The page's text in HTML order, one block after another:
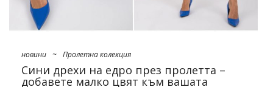
новини ~ Пролетна колекция
Сини дрехи на едро през пролетта –
добавете малко цвят към вашата